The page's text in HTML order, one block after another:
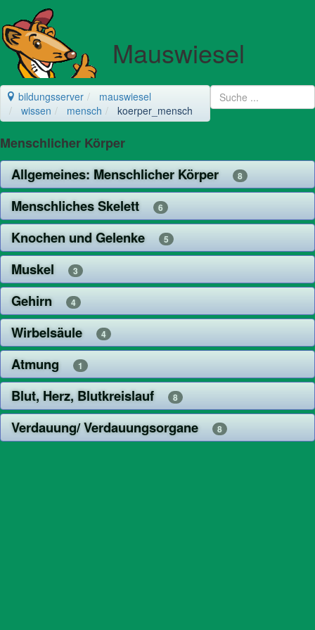
Mauswiesel
bildungsserver
mauswiesel
wissen
mensch koerper_mensch
Menschlicher Körper
Allgemeines: Menschlicher Körper 8
Menschliches Skelett 6
Knochen und Gelenke 5
Muskel 3
Gehirn 4
Wirbelsäule 4
Atmung 1
Blut, Herz, Blutkreislauf 8
Verdauung/ Verdauungsorgane 8